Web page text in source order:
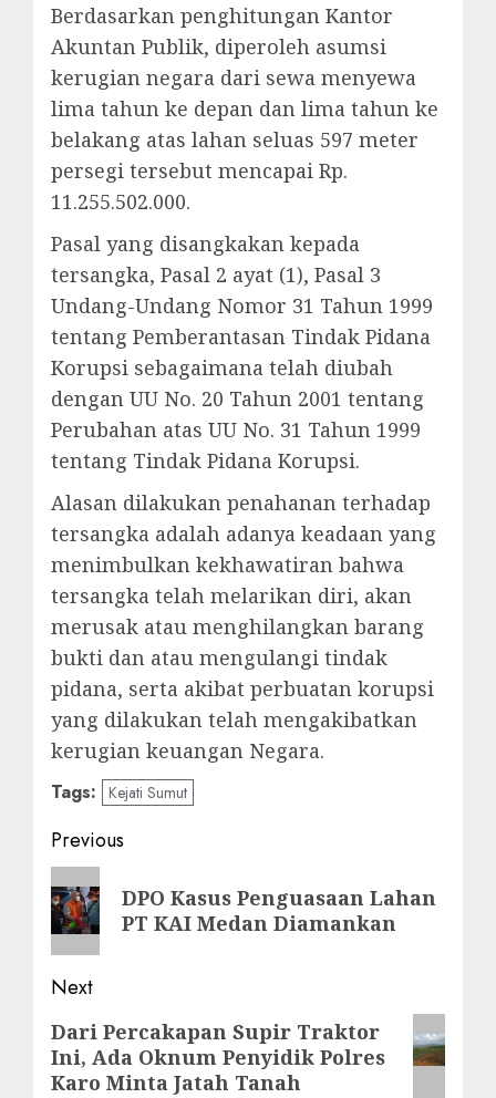
Berdasarkan penghitungan Kantor
Akuntan Publik, diperoleh asumsi
kerugian negara dari sewa menyewa
lima tahun ke depan dan lima tahun ke
belakang atas lahan seluas 597 meter
persegi tersebut mencapai Rp.
11.255.502.000.
Pasal yang disangkakan kepada
tersangka, Pasal 2 ayat (1), Pasal 3
Undang-Undang Nomor 31 Tahun 1999
tentang Pemberantasan Tindak Pidana
Korupsi sebagaimana telah diubah
dengan UU No. 20 Tahun 2001 tentang
Perubahan atas UU No. 31 Tahun 1999
tentang Tindak Pidana Korupsi.
Alasan dilakukan penahanan terhadap
tersangka adalah adanya keadaan yang
menimbulkan kekhawatiran bahwa
tersangka telah melarikan diri, akan
merusak atau menghilangkan barang
bukti dan atau mengulangi tindak
pidana, serta akibat perbuatan korupsi
yang dilakukan telah mengakibatkan
kerugian keuangan Negara.
Tags: Kejati Sumut
Post
navigation
Previous
Previous
post:
DPO Kasus Penguasaan Lahan
PT KAI Medan Diamankan
Next
Next
post:
Dari Percakapan Supir Traktor
Ini, Ada Oknum Penyidik Polres
Karo Minta Jatah Tanah